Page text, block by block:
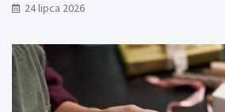
24 lipca 2026